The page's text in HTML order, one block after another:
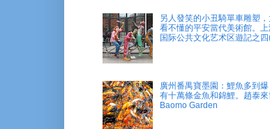
另人發笑的小丑騎單車雕塑
看不懂的平安當代美術館。
国际公共文化艺术区遊記之
廣州番禺寶墨園：鯉魚多到
有十萬條金魚和錦鯉。趙泰
Baomo Garden